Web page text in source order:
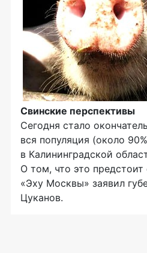
Свинские перспективы
Сегодня стало
вся популяция (около
в Калининградской
О том, что это предстоит
«Эху Москвы» заявил
Цуканов.